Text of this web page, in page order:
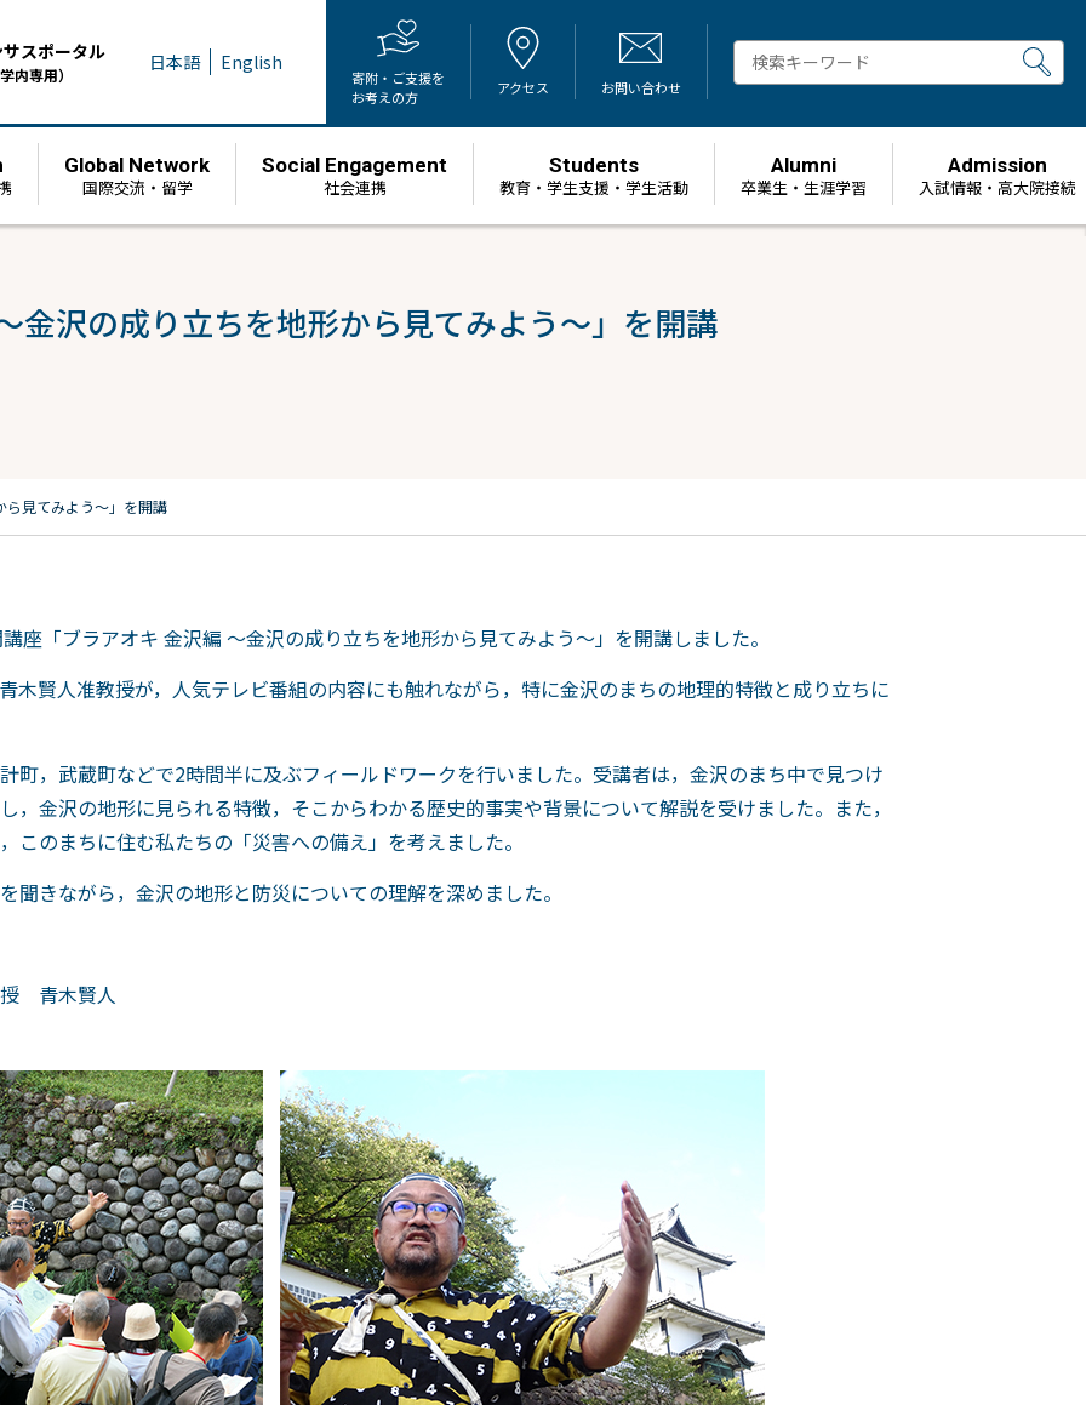
スポータル
学内専用） 日本語 English
寄附・ご支援を
お考えの方
アクセス お問い合わせ
Global Network
国際交流・留学
Social Engagement
社会連携
Students
教育・学生支援・学生活動
Alumni
卒業生・生涯学習
Admission
⼊試情報・高大院接続
沢の成り立ちを地形から見てみよう～」を開講
見てみよう～」を開講
座「ブラアオキ 金沢編 ～金沢の成り立ちを地形から見てみよう～」を開講しました。
木賢人准教授が，人気テレビ番組の内容にも触れながら，特に金沢のまちの地理的特徴と成り立ちに
町，武蔵町などで2時間半に及ぶフィールドワークを行いました。受講者は，金沢のまち中で見つけ
，金沢の地形に見られる特徴，そこからわかる歴史的事実や背景について解説を受けました。また，
このまちに住む私たちの「災害への備え」を考えました。
聞きながら，金沢の地形と防災についての理解を深めました。
青木賢人